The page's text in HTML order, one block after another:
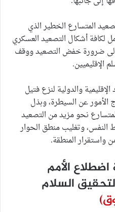
المتسارع الخطير الذي
لكافة أشكال التصعيد العسكري
إلى ضرورة خفض التصعيد ووقف
الإقليميين.
والدولية لنزع فتيل
عن السيطرة، وبذل
نحو مزيد من التصعيد
النفس، وتغليب منطق الحوار
واستقرار المنطقة.
الأمم
السلام